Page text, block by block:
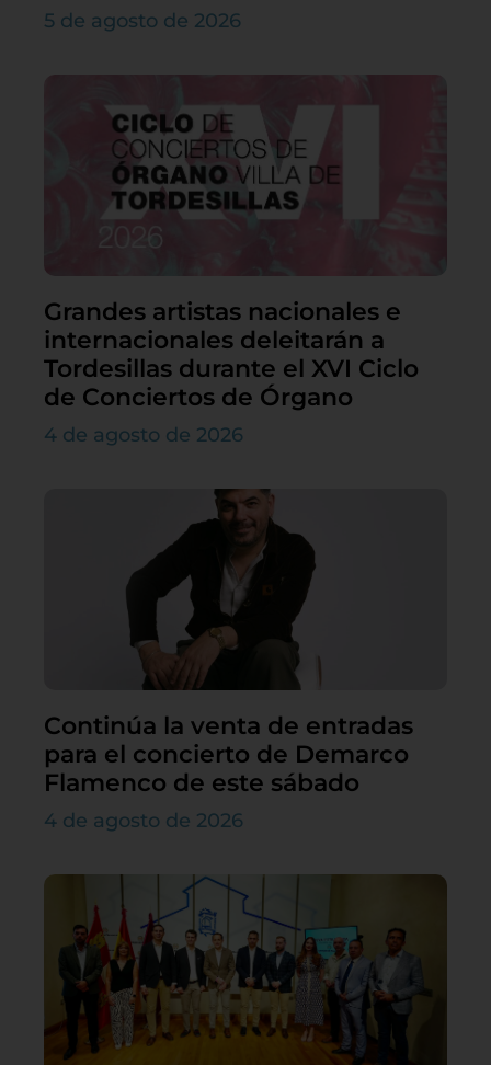
5 de agosto de 2026
Grandes artistas nacionales e
internacionales deleitarán a
Tordesillas durante el XVI Ciclo
de Conciertos de Órgano
4 de agosto de 2026
Continúa la venta de entradas
para el concierto de Demarco
Flamenco de este sábado
4 de agosto de 2026